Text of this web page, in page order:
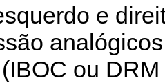
e
ou DRM